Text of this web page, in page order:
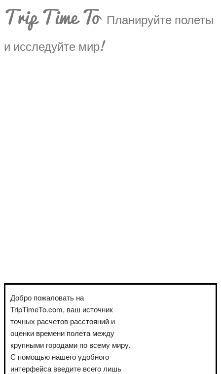
Trip Time To Планируйте полеты
и исследуйте мир!
Добро пожаловать на
TripTimeTo.com, ваш источник
точных расчетов расстояний и
оценки времени полета между
крупными городами по всему миру.
С помощью нашего удобного
интерфейса введите всего лишь